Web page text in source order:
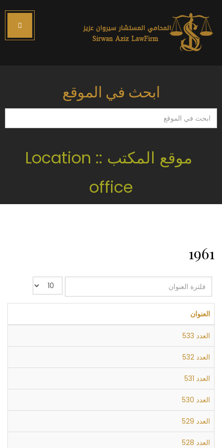
ابحث في الموقع
ابحث
في
موقع المكتب :: Location
office
1961
فلترة
العنوان
عدد
الإظهارات:
العنوان
العدد 533
العدد 532
العدد 531
العدد 530
العدد 529
العدد 528